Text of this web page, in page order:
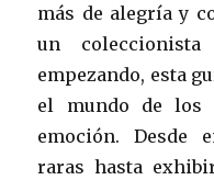
más de alegría y
un
empezando, esta
el mundo de los
emoción. Desde
raras hasta